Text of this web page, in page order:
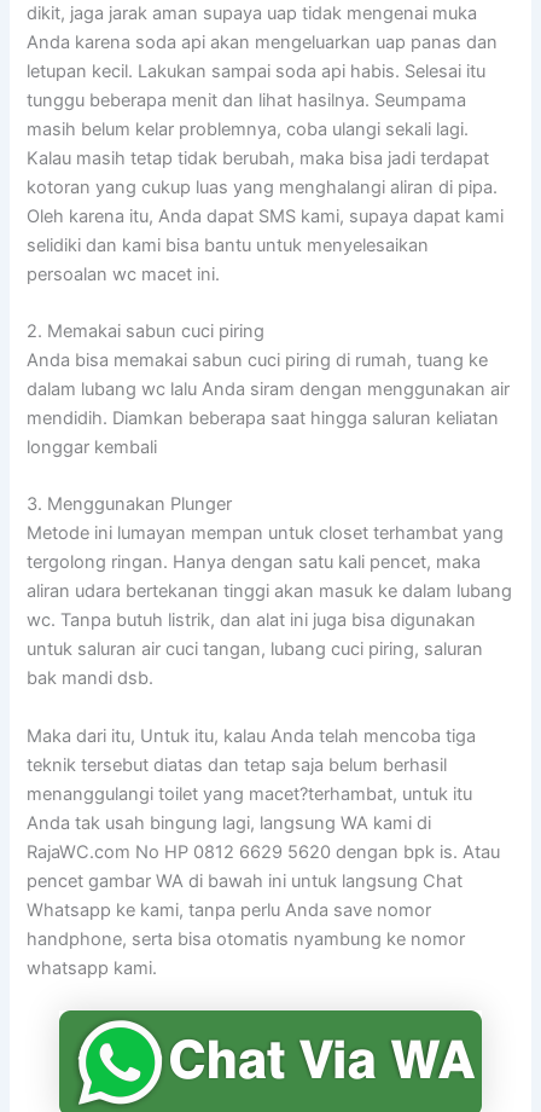
dikit, jaga jarak aman supaya uap tidak mengenai muka
Anda karena soda api akan mengeluarkan uap panas dan
letupan kecil. Lakukan sampai soda api habis. Selesai itu
tunggu beberapa menit dan lihat hasilnya. Seumpama
masih belum kelar problemnya, coba ulangi sekali lagi.
Kalau masih tetap tidak berubah, maka bisa jadi terdapat
kotoran yang cukup luas yang menghalangi aliran di pipa.
Oleh karena itu, Anda dapat SMS kami, supaya dapat kami
selidiki dan kami bisa bantu untuk menyelesaikan
persoalan wc macet ini.
2. Memakai sabun cuci piring
Anda bisa memakai sabun cuci piring di rumah, tuang ke
dalam lubang wc lalu Anda siram dengan menggunakan air
mendidih. Diamkan beberapa saat hingga saluran keliatan
longgar kembali
3. Menggunakan Plunger
Metode ini lumayan mempan untuk closet terhambat yang
tergolong ringan. Hanya dengan satu kali pencet, maka
aliran udara bertekanan tinggi akan masuk ke dalam lubang
wc. Tanpa butuh listrik, dan alat ini juga bisa digunakan
untuk saluran air cuci tangan, lubang cuci piring, saluran
bak mandi dsb.
Maka dari itu, Untuk itu, kalau Anda telah mencoba tiga
teknik tersebut diatas dan tetap saja belum berhasil
menanggulangi toilet yang macet?terhambat, untuk itu
Anda tak usah bingung lagi, langsung WA kami di
RajaWC.com No HP 0812 6629 5620 dengan bpk is. Atau
pencet gambar WA di bawah ini untuk langsung Chat
Whatsapp ke kami, tanpa perlu Anda save nomor
handphone, serta bisa otomatis nyambung ke nomor
whatsapp kami.